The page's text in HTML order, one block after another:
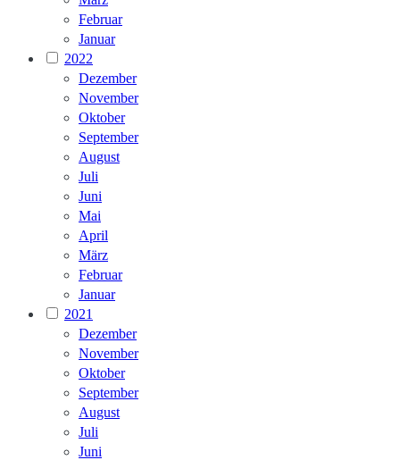
Februar
Januar
2022
Dezember
November
Oktober
September
August
Juli
Juni
Mai
April
März
Februar
Januar
2021
Dezember
November
Oktober
September
August
Juli
Juni